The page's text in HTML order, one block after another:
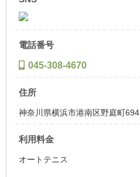
電話番号
045-308-4670
住所
神奈川県横浜市港南区野庭町694
利用料金
オートテニス